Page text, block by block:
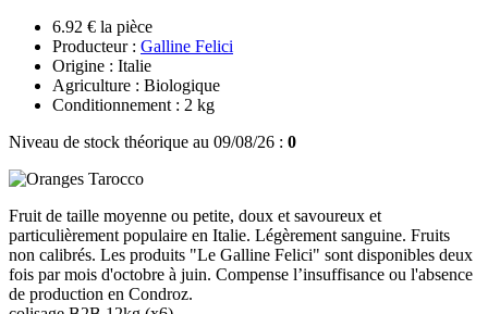
6.92 € la pièce
Producteur : Galline Felici
Origine : Italie
Agriculture : Biologique
Conditionnement : 2 kg
Niveau de stock théorique au 09/08/26 : 0
Fruit de taille moyenne ou petite, doux et savoureux et
particulièrement populaire en Italie. Légèrement sanguine. Fruits
non calibrés. Les produits "Le Galline Felici" sont disponibles deux
fois par mois d'octobre à juin. Compense l’insuffisance ou l'absence
de production en Condroz.